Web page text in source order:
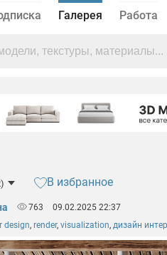
Галерея Работа
В избранное
763
09.02.2025 22:37
design, render, visualization, дизайн